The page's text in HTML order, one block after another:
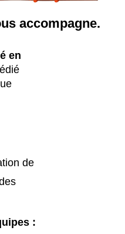
accompagne.
en
de
: